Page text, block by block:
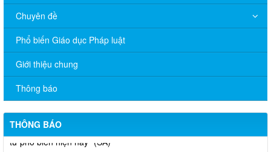
Chuyên đề
Phổ biến Giáo dục Pháp luật
Giới thiệu chung
Thông báo
THÔNG BÁO
V/v đề nghị báo cáo hệ thống phân phối, nhãn hiệu hàng hóa
và hoạt động mua bán khí trên địa bàn tỉnh năm 2025 (nhắc lần
2).
Thông báo bán thanh lý tài sản công theo hình thức chỉ định
Thông báo lựa chọn nhà thầu thực hiện gói thầu: “tổ chức tập
huấn kinh doanh online hiệu quả trên các kênh thương mại điện
tử phổ biến hiện nay” (SA)